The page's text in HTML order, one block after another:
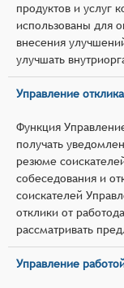
продуктов и услуг
использованы для
внесения
улучшать
Управление
Функция
получать
резюме
собеседования и
соискателей
отклики от
рассматривать
Управление